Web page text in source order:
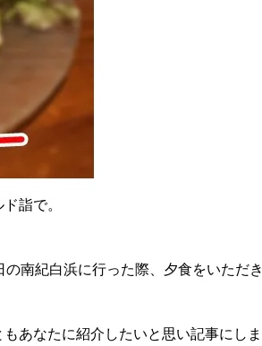
詣で。
南紀白浜に行った際、夕食をいただき
あなたに紹介したいと思い記事にしま